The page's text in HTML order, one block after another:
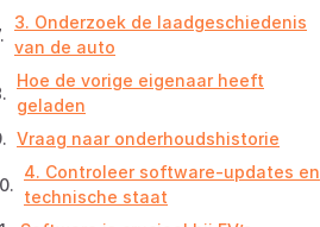
3. Onderzoek de laadgeschiedenis
van de auto
Hoe de vorige eigenaar heeft
geladen
Vraag naar onderhoudshistorie
4. Controleer software-updates en
technische staat